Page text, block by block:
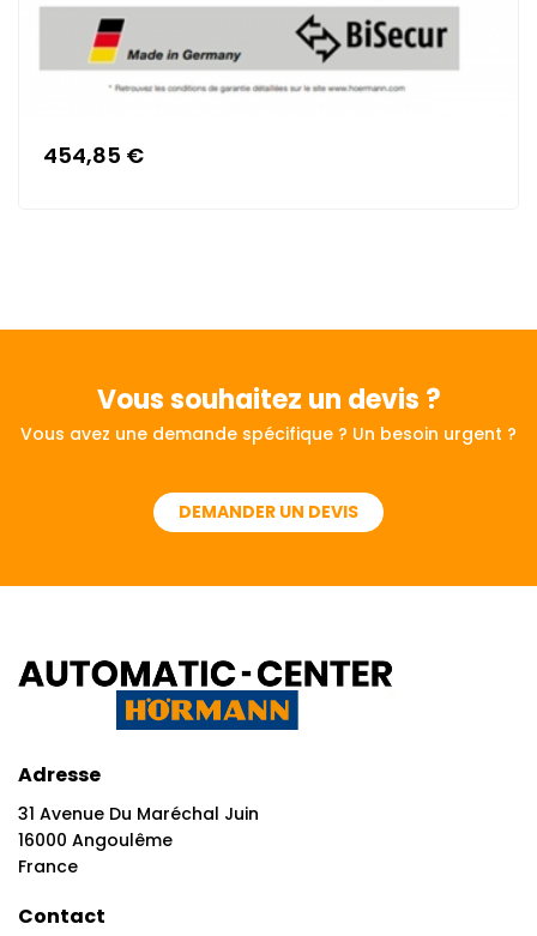
454,85 €
Vous souhaitez un devis ?
Vous avez une demande spécifique ? Un besoin urgent ?
DEMANDER UN DEVIS
Adresse
31 Avenue Du Maréchal Juin
16000 Angoulême
France
Contact